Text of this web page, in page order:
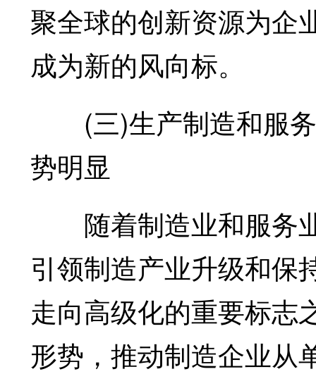
聚全球的创新资源为企
成为新的风向标。
(三)生产制造和服务
势明显
随着制造业和服务
引领制造产业升级和保
走向高级化的重要标志
形势，推动制造企业从